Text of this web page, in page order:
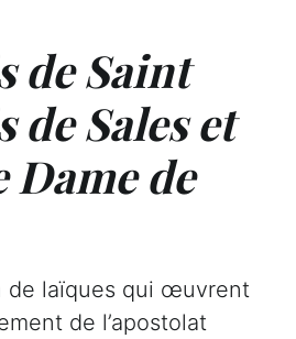
de Saint
de Sales et
Dame de
de laïques qui œuvrent
de l’apostolat